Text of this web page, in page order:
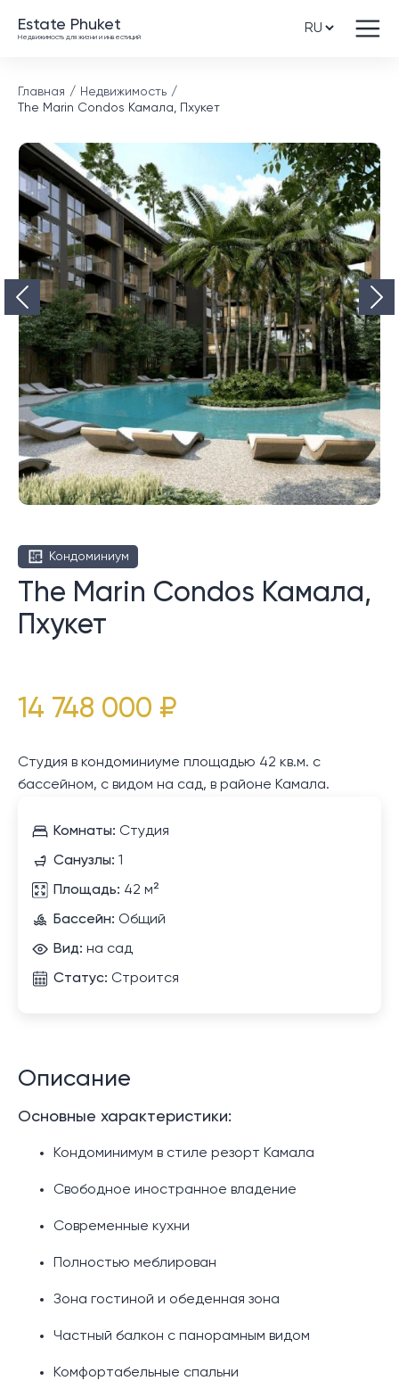
Estate Phuket
Недвижимость для жизни и инвестиций
Главная
Недвижимость
The Marin Condos Камала, Пхукет
Кондоминиум
The Marin Condos Камала,
Пхукет
14 748 000 ₽
Студия в кондоминиуме площадью 42 кв.м. с
бассейном, с видом на сад, в районе Камала.
Комнаты: Студия
Санузлы: 1
Площадь: 42 м²
Бассейн: Общий
Вид: на сад
Статус: Строится
Описание
Основные характеристики:
Кондоминимум в стиле резорт Камала
Свободное иностранное владение
Современные кухни
Полностью меблирован
Зона гостиной и обеденная зона
Частный балкон с панорамным видом
Комфортабельные спальни